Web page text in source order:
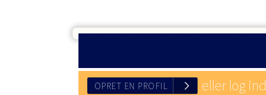
eller log ind